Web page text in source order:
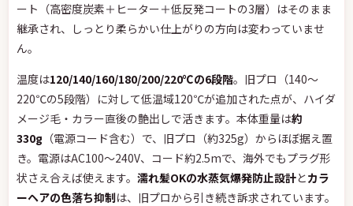
ート（高密度炭素＋ヒーター＋低反発コートの3層）はそのまま
継承され、しっとり柔らかい仕上がりの方向は変わっていませ
ん。
温度は120/140/160/180/200/220℃の6段階。旧プロ（140〜
220℃の5段階）に対して低温域120℃が追加された点が、ハイダ
メージ毛・カラー直後の艶出しで活きます。本体重量は約
330g （電源コード含む）で、旧プロ（約325g）からほぼ据え置
き。電源はAC100〜240V、コード約2.5mで、海外でもプラグ形
状さえ合えば使えます。 濡れ髪OKの水蒸気爆発防止設計とカラ
ーヘアの色落ち抑制は、旧プロから引き続き訴求されています。